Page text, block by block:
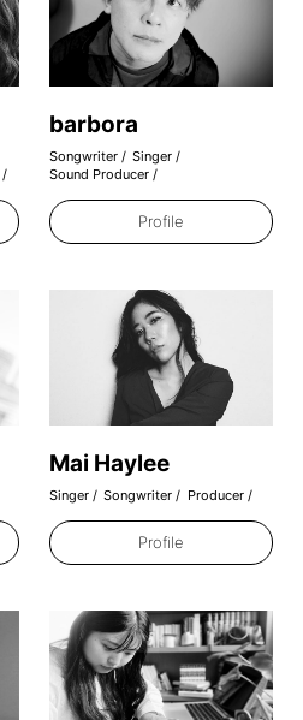
barbora
Songwriter
Singer
Sound Producer
Profile
Mai Haylee
Singer Songwriter Producer
Profile